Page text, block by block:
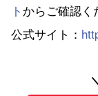
ト からご確認く
公式サイト：